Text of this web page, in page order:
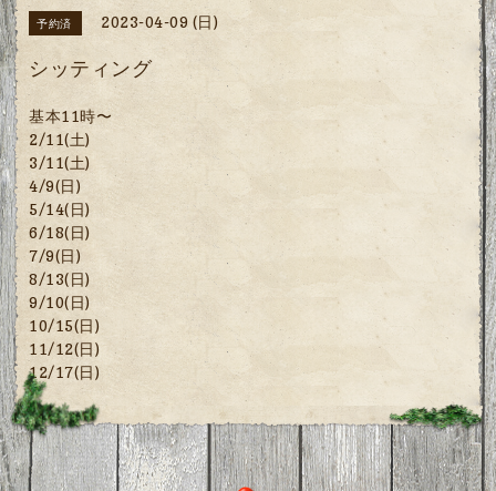
予約済 2023-04-09 (日)
シッティング
基本11時〜
2/11(土)
3/11(土)
4/9(日)
5/14(日)
6/18(日)
7/9(日)
8/13(日)
9/10(日)
10/15(日)
11/12(日)
12/17(日)